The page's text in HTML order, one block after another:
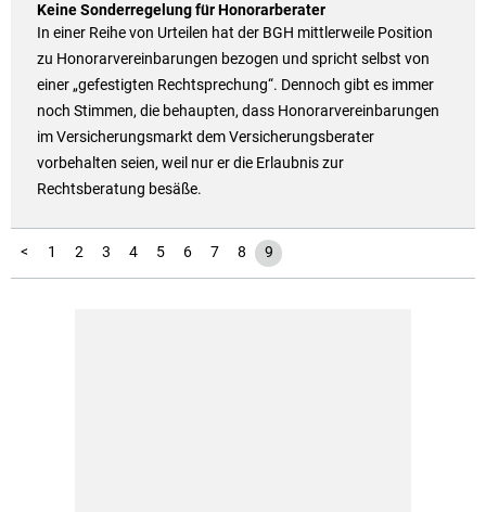
Keine Sonderregelung für Honorarberater
In einer Reihe von Urteilen hat der BGH mittlerweile Position
zu Honorarvereinbarungen bezogen und spricht selbst von
einer „gefestigten Rechtsprechung“. Dennoch gibt es immer
noch Stimmen, die behaupten, dass Honorarvereinbarungen
im Versicherungsmarkt dem Versicherungsberater
vorbehalten seien, weil nur er die Erlaubnis zur
Rechtsberatung besäße.
< 1 2 3 4 5 6 7 8 9